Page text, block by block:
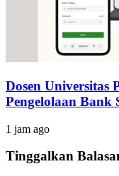
Dosen Universitas
Pengelolaan Bank
1 jam ago
Tinggalkan